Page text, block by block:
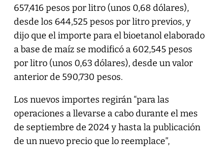
657,416 pesos por litro (unos 0,68 dólares),
desde los 644,525 pesos por litro previos, y
dijo que el importe para el bioetanol elaborado
a base de maíz se modificó a 602,545 pesos
por litro (unos 0,63 dólares), desde un valor
anterior de 590,730 pesos.
Los nuevos importes regirán “para las
operaciones a llevarse a cabo durante el mes
de septiembre de 2024 y hasta la publicación
de un nuevo precio que lo reemplace”,